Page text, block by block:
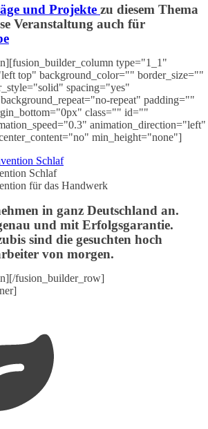
und Projekte zu diesem Thema
Veranstaltung auch für
type="1_1"
top" background_color="" border_size=""
spacing="yes"
repeat" padding=""
class="" id=""
animation_direction="left"
min_height="none"]
Schlaf
für das Handwerk
in ganz Deutschland an.
und mit Erfolgsgarantie.
sind die gesuchten hoch
von morgen.
fusion_builder_row]